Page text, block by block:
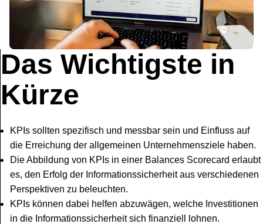
Das Wichtigste in
Kürze
KPIs sollten spezifisch und messbar sein und Einfluss auf
die Erreichung der allgemeinen Unternehmensziele haben.
Die Abbildung von KPIs in einer Balances Scorecard erlaubt
es, den Erfolg der Informationssicherheit aus verschiedenen
Perspektiven zu beleuchten.
KPIs können dabei helfen abzuwägen, welche Investitionen
in die Informationssicherheit sich finanziell lohnen.